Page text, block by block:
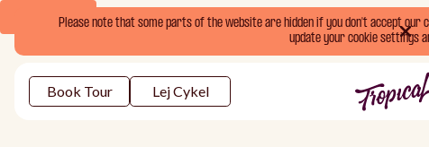
Book NowPlease note that some parts of the website are hidden if you don't accept our
update your cookie settings
Book Tour Lej Cykel